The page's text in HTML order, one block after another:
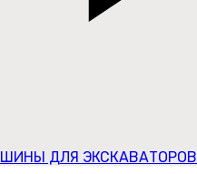
ШИНЫ ДЛЯ ЭКСКАВАТОРОВ